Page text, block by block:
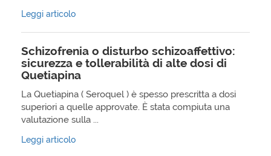
Leggi articolo
Schizofrenia o disturbo schizoaffettivo:
sicurezza e tollerabilità di alte dosi di
Quetiapina
La Quetiapina ( Seroquel ) è spesso prescritta a dosi
superiori a quelle approvate. È stata compiuta una
valutazione sulla ...
Leggi articolo